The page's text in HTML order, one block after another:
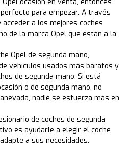
para empezar. A través
a los mejores coches
de la marca Opel que están a la
Opel de segunda mano,
vehículos usados más baratos y
de segunda mano. Si está
o de segunda mano, no
nadie se esfuerza más en
de coches de segunda
es ayudarle a elegir el coche
a sus necesidades.